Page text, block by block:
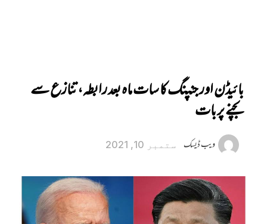
بائیڈن اور جنپنگ کا سات ماہ بعد رابطہ، تنازع سے
بچنے پر بات
ویب ڈیسک ستمبر 10, 2021